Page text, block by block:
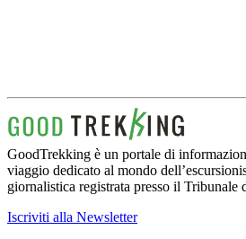
GoodTrekking è un portale di
viaggio dedicato al mondo
giornalistica registrata presso il Tribunale
Iscriviti alla Newsletter